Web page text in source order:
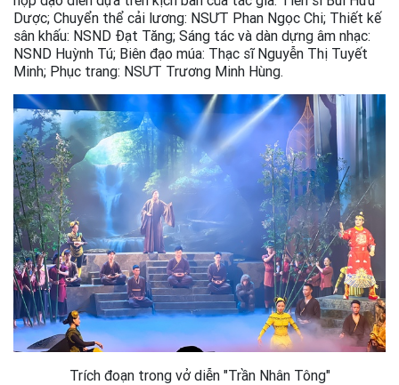
Dược; Chuyển thể cải lương: NSƯT Phan Ngọc Chi; Thiết kế
sân khấu: NSND Đạt Tăng; Sáng tác và dàn dựng âm nhạc:
NSND Huỳnh Tú; Biên đạo múa: Thạc sĩ Nguyễn Thị Tuyết
Minh; Phục trang: NSƯT Trương Minh Hùng.
Trích đoạn trong vở diễn "Trần Nhân Tông"